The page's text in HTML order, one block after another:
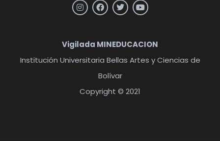
Vigilada MINEDUCACION
Institución Universitaria Bellas Artes y Ciencias de
Bolívar
Copyright © 2021